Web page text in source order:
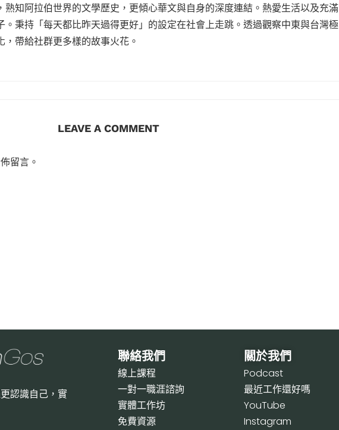
熟知阿拉伯世界的文學歷史，更傾心華文與自身的深度連結。熱愛生活以及充滿
。秉持「每天都比昨天過得更好」的設定在社會上走跳。透過觀察中東與台灣極
，帶給社群更多樣的故事火花。
LEAVE A COMMENT
留言。
認識自己，實
聯絡我們
線上課程
一對一職涯諮詢
實體工作坊
免費資源
關於我們
Podcast
最近工作還好嗎
YouTube
Instagram